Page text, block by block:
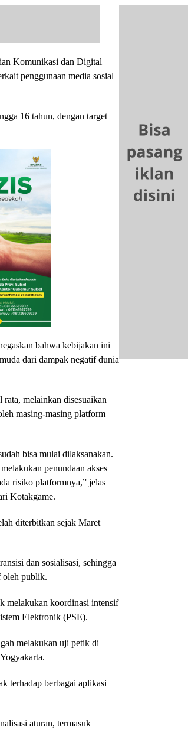
Komunikasi dan Digital
penggunaan media sosial
16 tahun, dengan target
bahwa kebijakan ini
dari dampak negatif dunia
melainkan disesuaikan
masing-masing platform
bisa mulai dilaksanakan.
penundaan akses
risiko platformnya,” jelas
Kotakgame.
diterbitkan sejak Maret
dan sosialisasi, sehingga
oleh publik.
melakukan koordinasi intensif
Elektronik (PSE).
melakukan uji petik di
terhadap berbagai aplikasi
aturan, termasuk